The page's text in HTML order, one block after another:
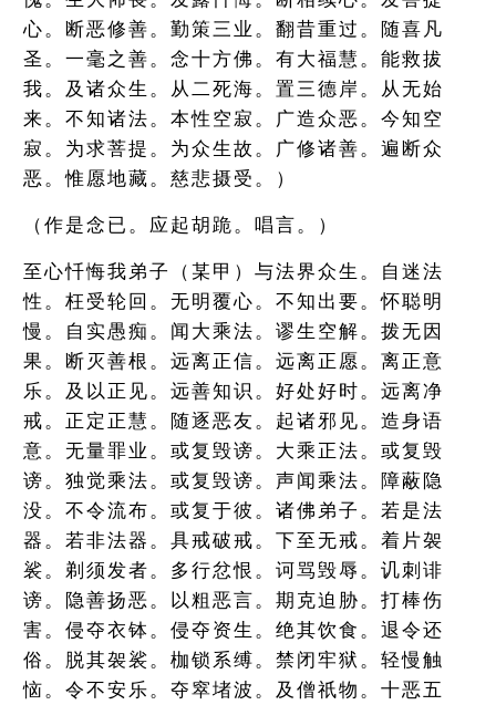
心。断恶修善。勤策三业。翻昔重过。随喜凡
圣。一毫之善。念十方佛。有大福慧。能救拔
我。及诸众生。从二死海。置三德岸。从无始
来。不知诸法。本性空寂。广造众恶。今知空
寂。为求菩提。为众生故。广修诸善。遍断众
恶。惟愿地藏。慈悲摄受。）
（作是念已。应起胡跪。唱言。）
至心忏悔我弟子（某甲）与法界众生。自迷法
性。枉受轮回。无明覆心。不知出要。怀聪明
慢。自实愚痴。闻大乘法。谬生空解。拨无因
果。断灭善根。远离正信。远离正愿。离正意
乐。及以正见。远善知识。好处好时。远离净
戒。正定正慧。随逐恶友。起诸邪见。造身语
意。无量罪业。或复毁谤。大乘正法。或复毁
谤。独觉乘法。或复毁谤。声闻乘法。障蔽隐
没。不令流布。或复于彼。诸佛弟子。若是法
器。若非法器。具戒破戒。下至无戒。着片袈
裟。剃须发者。多行忿恨。诃骂毁辱。讥刺诽
谤。隐善扬恶。以粗恶言。期克迫胁。打棒伤
害。侵夺衣钵。侵夺资生。绝其饮食。退令还
俗。脱其袈裟。枷锁系缚。禁闭牢狱。轻慢触
恼。令不安乐。夺窣堵波。及僧祇物。十恶五